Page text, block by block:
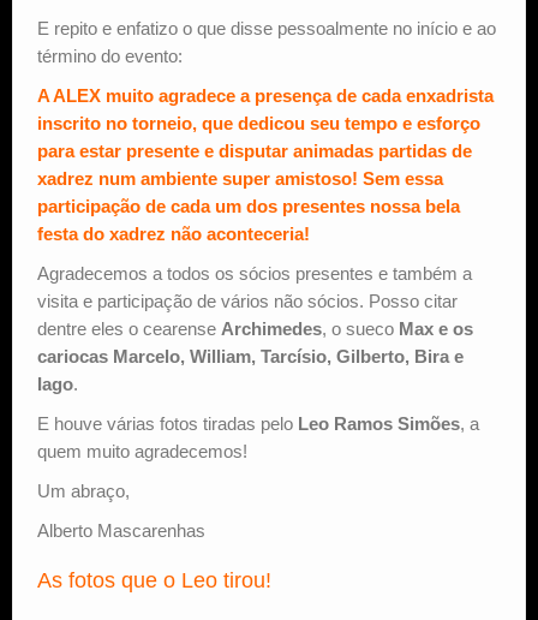
E repito e enfatizo o que disse pessoalmente no início e ao
término do evento:
A ALEX muito agradece a presença de cada enxadrista
inscrito no torneio, que dedicou seu tempo e esforço
para estar presente e disputar animadas partidas de
xadrez num ambiente super amistoso! Sem essa
participação de cada um dos presentes nossa bela
festa do xadrez não aconteceria!
Agradecemos a todos os sócios presentes e também a
visita e participação de vários não sócios. Posso citar
dentre eles o cearense Archimedes, o sueco Max e os
cariocas Marcelo, William, Tarcísio, Gilberto, Bira e
Iago.
E houve várias fotos tiradas pelo Leo Ramos Simões, a
quem muito agradecemos!
Um abraço,
Alberto Mascarenhas
As fotos que o Leo tirou!